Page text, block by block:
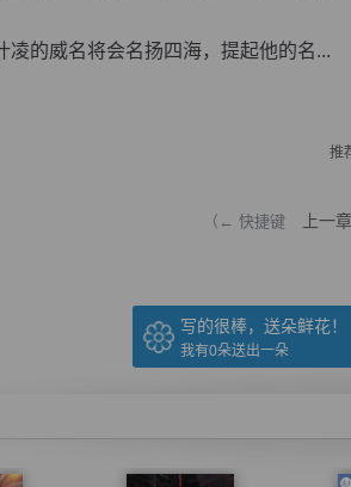
的威名将会名扬四海，提起他的名...
推
（← 快捷键 上一章
写的很棒，送朵鲜花！
我有0朵送出一朵